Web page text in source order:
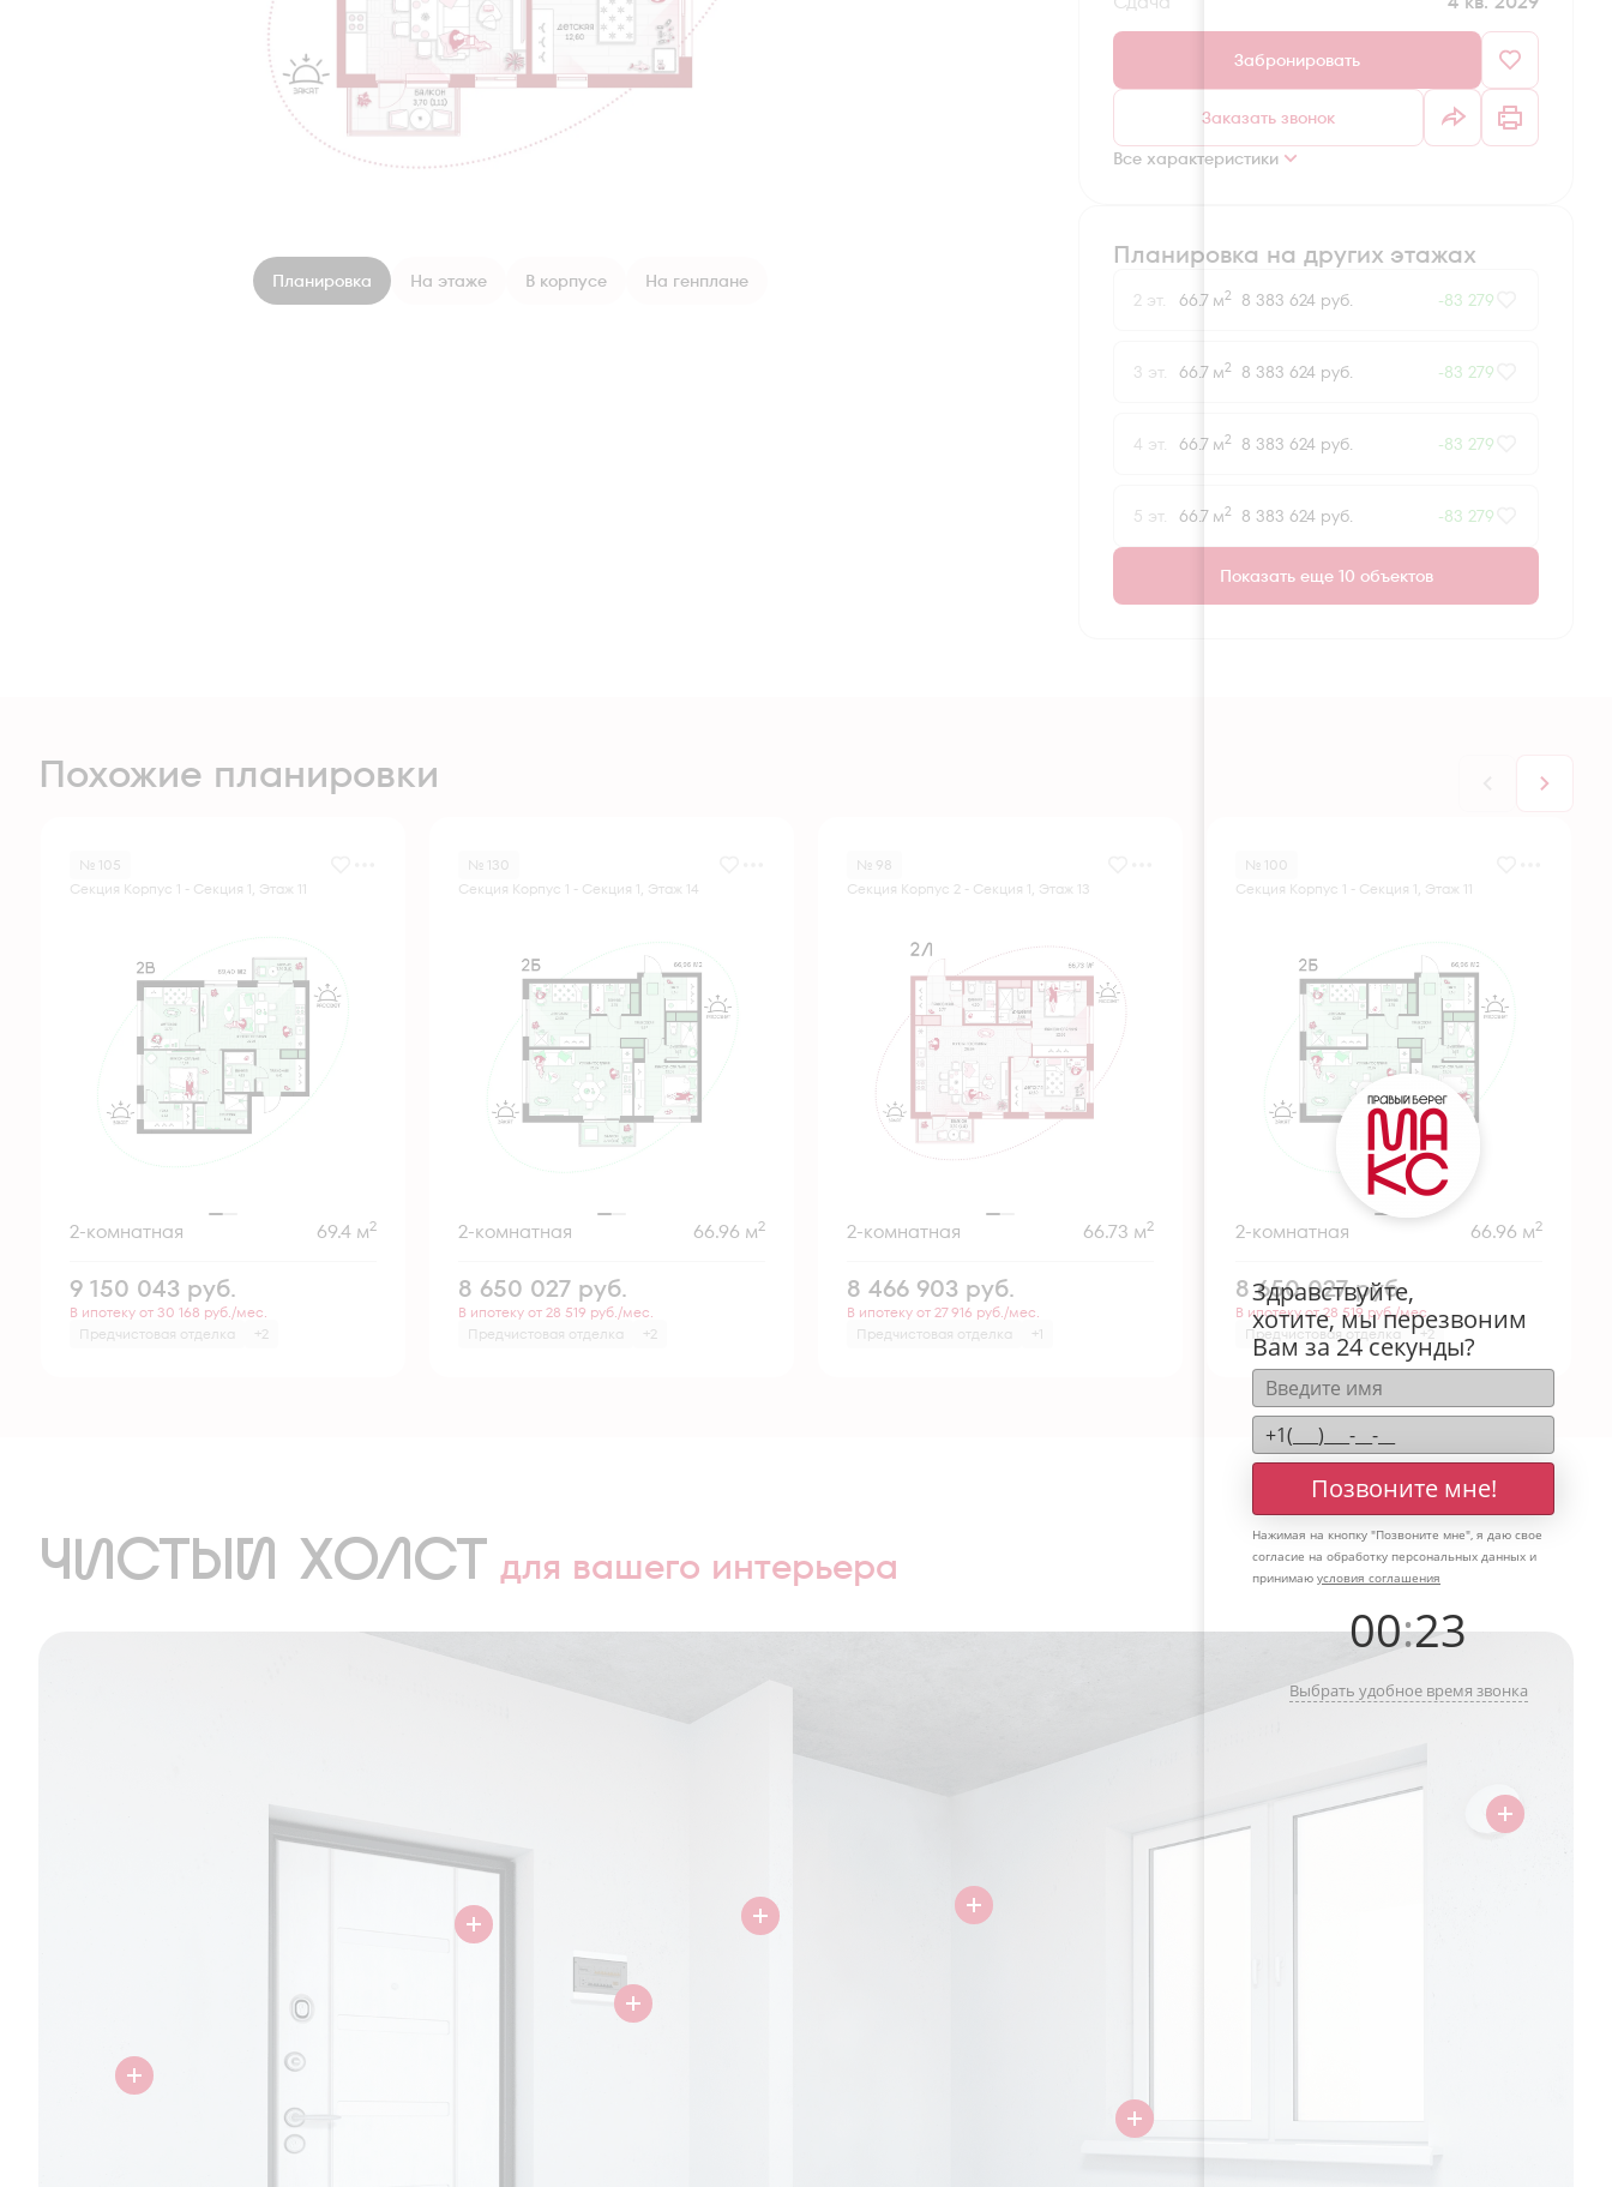
Планировка На этаже В корпусе На генплане
Забронировать
Заказать звонок
Все характеристики
Планировка на других этажах
2 эт. 66.7 м2 8 383 624 руб. -83 279
3 эт. 66.7 м2 8 383 624 руб. -83 279
4 эт. 66.7 м2 8 383 624 руб. -83 279
5 эт. 66.7 м2 8 383 624 руб. -83 279
Показать еще 10 объектов
Похожие планировки
№ 105
Секция Корпус 1 - Секция 1, Этаж 11
2-комнатная 69.4 м2
9 150 043 руб.
В ипотеку от 30 168 руб./мес.
Предчистовая отделка
+2
№ 130
Секция Корпус 1 - Секция 1, Этаж 14
2-комнатная 66.96 м2
8 650 027 руб.
В ипотеку от 28 519 руб./мес.
Предчистовая отделка
+2
№ 98
Секция Корпус 2 - Секция 1, Этаж 13
2-комнатная 66.73 м2
8 466 903 руб.
В ипотеку от 27 916 руб./мес.
Предчистовая отделка
+1
№ 100
Секция Корпус 1 - Секция 1, Этаж 11
2-комнатная 66.96 м2
8 650 027руб.
В ипотеку от 28 519 руб./мес.
Предчистовая отделка
+2
ЧИСТЫЙ ХОЛСТ для вашего интерьера
Здравствуйте,
хотите, мы перезвоним
Вам за 24 секунды?
Позвоните мне!
Нажимая на кнопку "Позвоните мне", я даю свое
согласие на обработку персональных данных и
принимаю условия соглашения
00:23
Выбрать удобное время звонка